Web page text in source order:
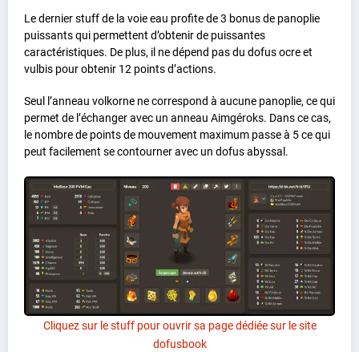
Le dernier stuff de la voie eau profite de 3 bonus de panoplie
puissants qui permettent d’obtenir de puissantes
caractéristiques. De plus, il ne dépend pas du dofus ocre et
vulbis pour obtenir 12 points d’actions.
Seul l’anneau volkorne ne correspond à aucune panoplie, ce qui
permet de l’échanger avec un anneau Aimgéroks. Dans ce cas,
le nombre de points de mouvement maximum passe à 5 ce qui
peut facilement se contourner avec un dofus abyssal.
Cliquez sur le stuff pour ouvrir sa page dédiée sur le site
dofusbook